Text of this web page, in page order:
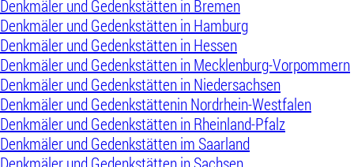
Denkmäler und Gedenkstätten in Bremen
Denkmäler und Gedenkstätten in Hamburg
Denkmäler und Gedenkstätten in Hessen
Denkmäler und Gedenkstätten in Mecklenburg-Vorpommern
Denkmäler und Gedenkstätten in Niedersachsen
Denkmäler und Gedenkstättenin Nordrhein-Westfalen
Denkmäler und Gedenkstätten in Rheinland-Pfalz
Denkmäler und Gedenkstätten im Saarland